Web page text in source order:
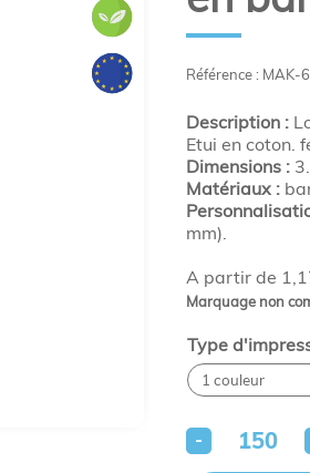
Référence : MAK-
A partir de
Marquage non
Description :
Etui en coton.
Dimensions :
Matériaux :
mm).
Type
-